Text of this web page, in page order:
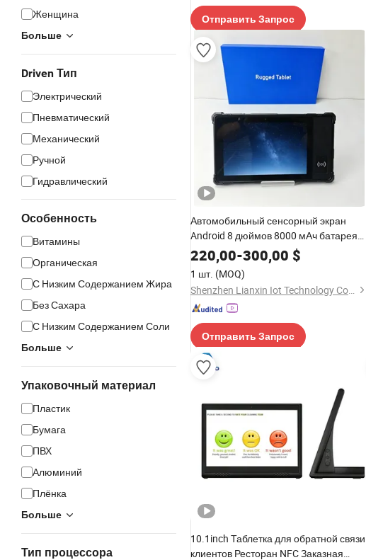
Женщина
Больше
Driven Тип
Электрический
Пневматический
Механический
Ручной
Гидравлический
Особенность
Витамины
Органическая
С Низким Содержанием Жира
Без Сахара
С Низким Содержанием Соли
Больше
Упаковочный материал
Пластик
Бумага
ПВХ
Алюминий
Плёнка
Больше
Тип процессора
Отправить Запрос
Автомобильный сенсорный экран
Android 8 дюймов 8000 мАч батарея
для уличного промышленного
прочного планшета
220,00-300,00 $
1 шт. (MOQ)
Shenzhen Lianxin Iot Technology Co., Ltd.
Отправить Запрос
10.1inch Таблетка для обратной связи
клиентов Ресторан NFC Заказная